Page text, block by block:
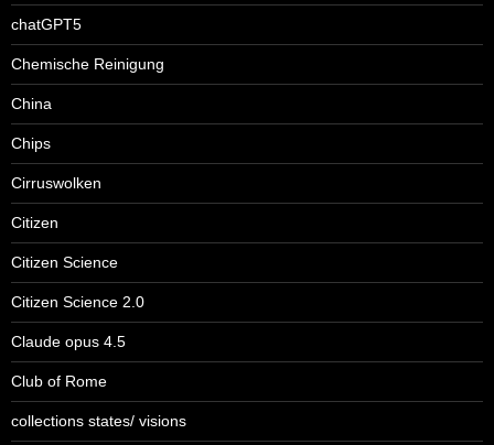
chatGPT5
Chemische Reinigung
China
Chips
Cirruswolken
Citizen
Citizen Science
Citizen Science 2.0
Claude opus 4.5
Club of Rome
collections states/ visions